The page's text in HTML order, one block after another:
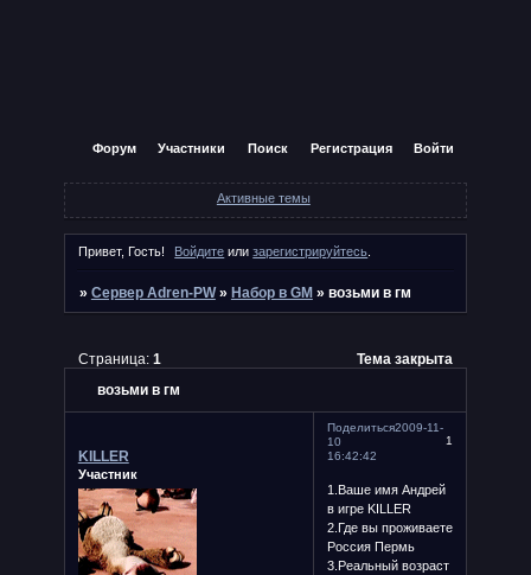
Форум Участники Поиск Регистрация Войти
Активные темы
Привет, Гость! Войдите илизарегистрируйтесь.
» Сервер Adren-PW » Набор в GM » возьми в гм
возьми в гм
Страница: 1 Тема закрыта
Поделиться
1
2009-11-
10
16:42:42
KILLER
Участник
1.Ваше имя Андрей
в игре KILLER
2.Где вы проживаете
Россия Пермь
3.Реальный возраст